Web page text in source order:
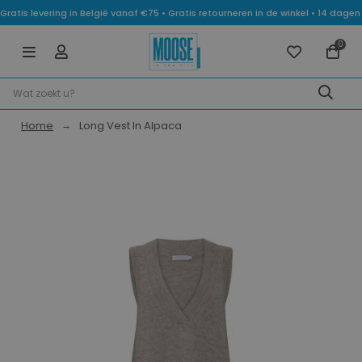
Gratis levering in België vanaf €75 • Gratis retourneren in de winkel • 14
0
Home Long Vest In Alpaca